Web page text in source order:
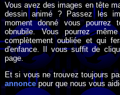
Vous avez des images en tête
dessin animé ? Passez les
moment donné vous pourrez
obnubile. Vous pourrez
complètement oubliée et qui
d'enfance. Il vous suffit de
page.
Et si vous ne trouvez toujours
annoncepour que nous vous